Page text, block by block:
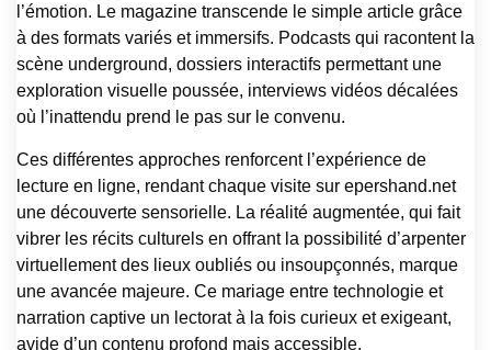
l’émotion. Le magazine transcende le simple article grâce
à des formats variés et immersifs. Podcasts qui racontent la
scène underground, dossiers interactifs permettant une
exploration visuelle poussée, interviews vidéos décalées
où l’inattendu prend le pas sur le convenu.
Ces différentes approches renforcent l’expérience de
lecture en ligne, rendant chaque visite sur epershand.net
une découverte sensorielle. La réalité augmentée, qui fait
vibrer les récits culturels en offrant la possibilité d’arpenter
virtuellement des lieux oubliés ou insoupçonnés, marque
une avancée majeure. Ce mariage entre technologie et
narration captive un lectorat à la fois curieux et exigeant,
avide d’un contenu profond mais accessible.